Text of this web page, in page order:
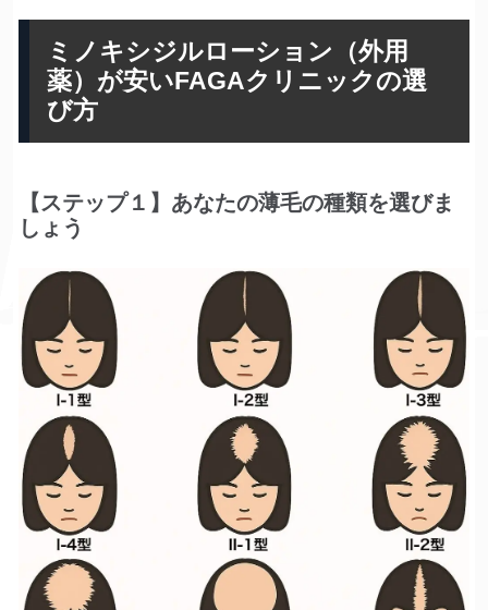
ミノキシジルローション（外用
薬）が安いFAGAクリニックの選
び方
【ステップ１】あなたの薄毛の種類を選びま
しょう